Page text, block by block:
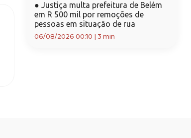
● Justiça multa prefeitura de Belém
em R 500 mil por remoções de
pessoas em situação de rua
06/08/2026 00:10 3 min